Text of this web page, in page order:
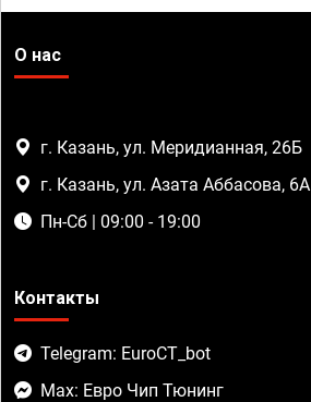
О нас
г. Казань, ул. Меридианная, 26Б
г. Казань, ул. Азата Аббасова, 6А
Пн-Сб | 09:00 - 19:00
Контакты
Telegram: EuroCT_bot
Max: Евро Чип Тюнинг